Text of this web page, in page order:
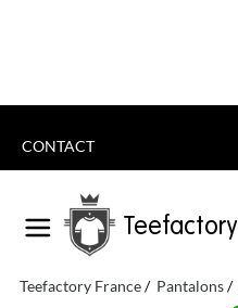
CONTACT
Teefactory
Teefactory France Pantalons